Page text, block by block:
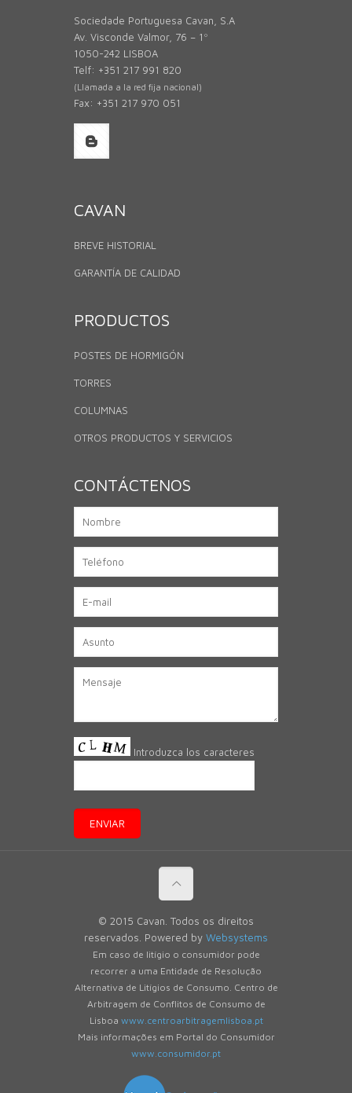
Sociedade Portuguesa Cavan, S.A
Av. Visconde Valmor, 76 – 1º
1050-242 LISBOA
Telf: +351 217 991 820
(Llamada a la red fija nacional)
Fax: +351 217 970 051
CAVAN
BREVE HISTORIAL
GARANTÍA DE CALIDAD
PRODUCTOS
POSTES DE HORMIGÓN
TORRES
COLUMNAS
OTROS PRODUCTOS Y SERVICIOS
CONTÁCTENOS
Introduzca los caracteres
© 2015 Cavan. Todos os direitos
reservados. Powered by Websystems
Em caso de litígio o consumidor pode
recorrer a uma Entidade de Resolução
Alternativa de Litígios de Consumo. Centro de
Arbitragem de Conflitos de Consumo de
Lisboa www.centroarbitragemlisboa.pt
Mais informações em Portal do Consumidor
www.consumidor.pt